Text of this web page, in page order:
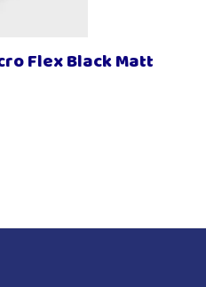
Flex Black Matt